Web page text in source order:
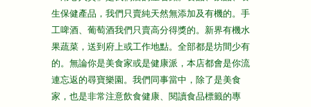
主頁
隱私政策
生保健產品，我們只賣純天然無添加及有機的。手
工啤酒、葡萄酒我們只賣高分得獎的。新界有機水
果蔬菜，送到府上或工作地點。全部都是坊間少有
的。無論你是美食家或是健康派，本店都會是你流
連忘返的尋寶樂園。我們同事當中，除了是美食
家，也是非常注意飲食健康、閱讀食品標籤的專